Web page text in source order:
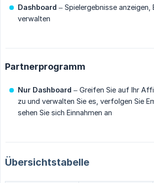
Dashboard – Spielergebnisse anzeigen,
verwalten
Partnerprogramm
Nur Dashboard – Greifen Sie auf Ihr
zu und verwalten Sie es, verfolgen Sie
sehen Sie sich Einnahmen an
Übersichtstabelle